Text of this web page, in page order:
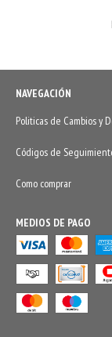
NAVEGACIÓN
Politicas de Cambios y
Códigos de
Como comprar
MEDIOS DE PAGO